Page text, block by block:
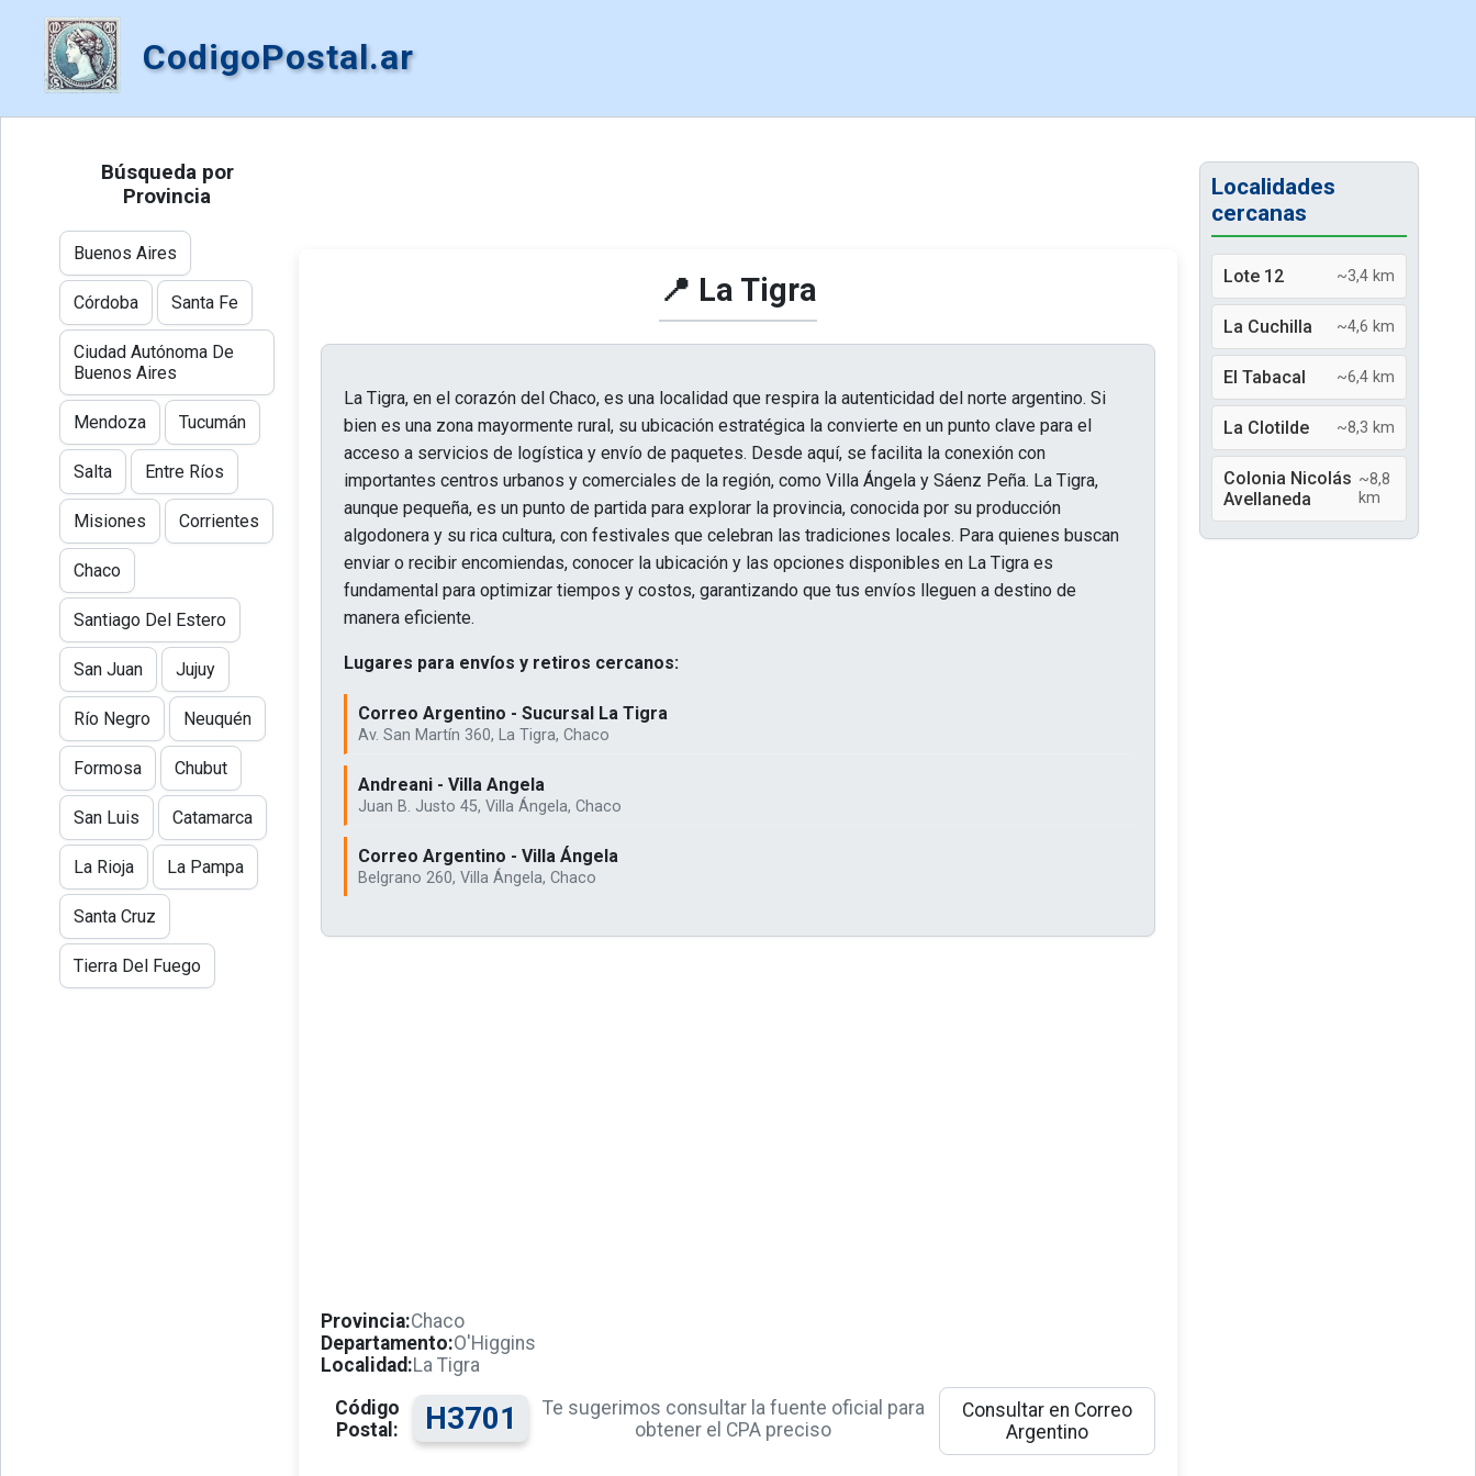
CodigoPostal.ar
📍 La Tigra
La Tigra, en el corazón del Chaco, es una localidad que respira la autenticidad del norte argentino. Si
bien es una zona mayormente rural, su ubicación estratégica la convierte en un punto clave para el
acceso a servicios de logística y envío de paquetes. Desde aquí, se facilita la conexión con
importantes centros urbanos y comerciales de la región, como Villa Ángela y Sáenz Peña. La Tigra,
aunque pequeña, es un punto de partida para explorar la provincia, conocida por su producción
algodonera y su rica cultura, con festivales que celebran las tradiciones locales. Para quienes buscan
enviar o recibir encomiendas, conocer la ubicación y las opciones disponibles en La Tigra es
fundamental para optimizar tiempos y costos, garantizando que tus envíos lleguen a destino de
manera eficiente.
Lugares para envíos y retiros cercanos:
Correo Argentino - Sucursal La Tigra
Av. San Martín 360, La Tigra, Chaco
Andreani - Villa Angela
Juan B. Justo 45, Villa Ángela, Chaco
Correo Argentino - Villa Ángela
Belgrano 260, Villa Ángela, Chaco
Provincia:Chaco
Departamento:O'Higgins
Localidad:La Tigra
Código
Postal:
H3701
Te sugerimos consultar la fuente oficial para
obtener el CPA preciso
Consultar en Correo
Argentino
Búsqueda por
Provincia
Buenos Aires
Córdoba Santa Fe
Ciudad Autónoma De
Buenos Aires
Mendoza Tucumán
Salta Entre Ríos
Misiones Corrientes
Chaco
Santiago Del Estero
San Juan Jujuy
Río Negro Neuquén
Formosa Chubut
San Luis Catamarca
La Rioja La Pampa
Santa Cruz
Tierra Del Fuego
Localidades
cercanas
Lote 12 ~3,4 km
La Cuchilla ~4,6 km
El Tabacal ~6,4 km
La Clotilde ~8,3 km
Colonia Nicolás
Avellaneda
~8,8
km